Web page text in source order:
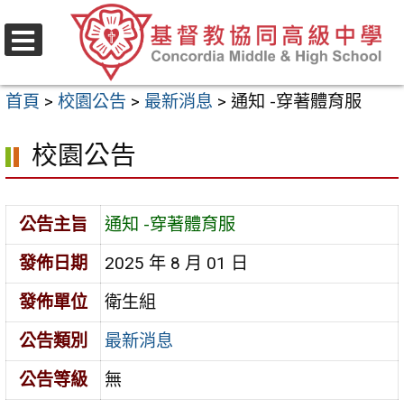
至
要
容
首頁 > 校園公告 > 最新消息 > 通知 -穿著體育服
校園公告
公告主旨
通知 -穿著體育服
發佈日期
2025 年 8 月 01 日
發佈單位
衛生組
公告類別
最新消息
公告等級
無
選
單